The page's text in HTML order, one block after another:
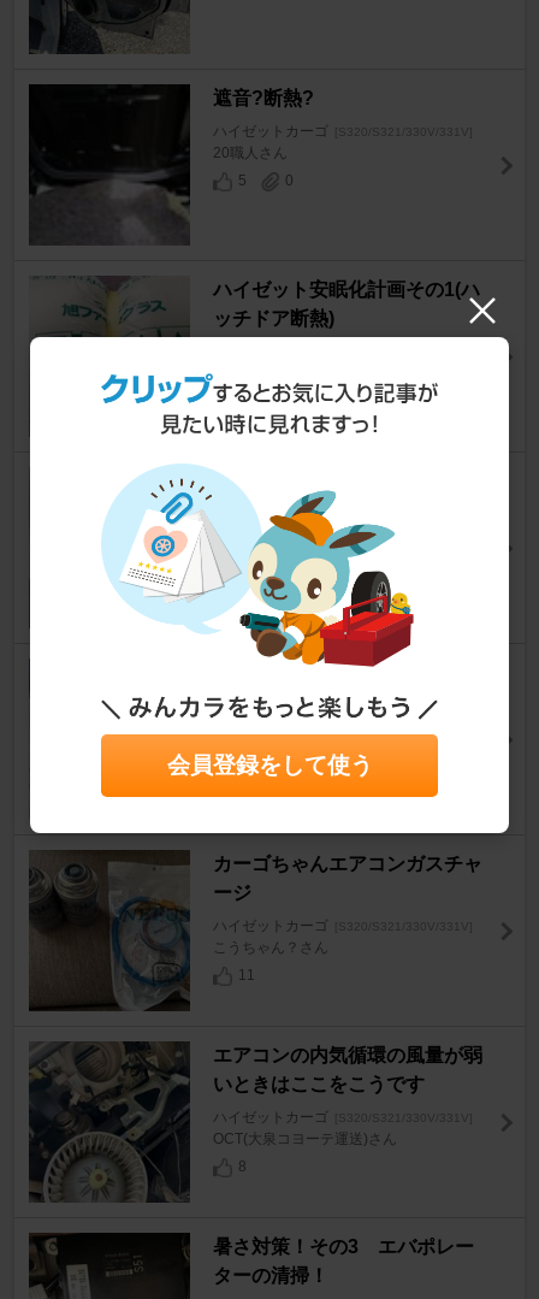
遮音?断熱?
ハイゼットカーゴ [S320/S321/330V/331V]
20職人さん
5
0
ハイゼット安眠化計画その1(ハ
ッチドア断熱)
variant1389さん
25
5
ピラー埋め込み②
ハイゼットカーゴ
TAMオヤジさん
5
【原因特定の為】オルタネータ
ー交換【え、また？】
ハイゼットカーゴ [S320/S321/330V/331V]
》MEL《さん
カーゴちゃんエアコンガスチャ
ージ
ハイゼットカーゴ [S320/S321/330V/331V]
こうちゃん？さん
11
エアコンの内気循環の風量が弱
いときはここをこうです
ハイゼットカーゴ [S320/S321/330V/331V]
OCT(大泉コヨーテ運送)さん
8
暑さ対策！その3 エバポレー
ターの清掃！
会員登録をして使う